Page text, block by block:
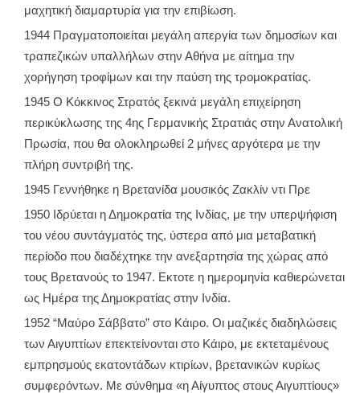
μαχητική διαμαρτυρία για την επιβίωση.
1944 Πραγματοποιείται μεγάλη απεργία των δημοσίων και
τραπεζικών υπαλλήλων στην Αθήνα με αίτημα την
χορήγηση τροφίμων και την παύση της τρομοκρατίας.
1945 Ο Κόκκινος Στρατός ξεκινά μεγάλη επιχείρηση
περικύκλωσης της 4ης Γερμανικής Στρατιάς στην Ανατολική
Πρωσία, που θα ολοκληρωθεί 2 μήνες αργότερα με την
πλήρη συντριβή της.
1945 Γεννήθηκε η Βρετανίδα μουσικός Ζακλίν ντι Πρε
1950 Ιδρύεται η Δημοκρατία της Ινδίας, με την υπερψήφιση
του νέου συντάγματός της, ύστερα από μια μεταβατική
περίοδο που διαδέχτηκε την ανεξαρτησία της χώρας από
τους Βρετανούς το 1947. Εκτοτε η ημερομηνία καθιερώνεται
ως Ημέρα της Δημοκρατίας στην Ινδία.
1952 “Μαύρο Σάββατο” στο Κάιρο. Οι μαζικές διαδηλώσεις
των Αιγυπτίων επεκτείνονται στο Κάιρο, με εκτεταμένους
εμπρησμούς εκατοντάδων κτιρίων, βρετανικών κυρίως
συμφερόντων. Με σύνθημα «η Αίγυπτος στους Αιγυπτίους»